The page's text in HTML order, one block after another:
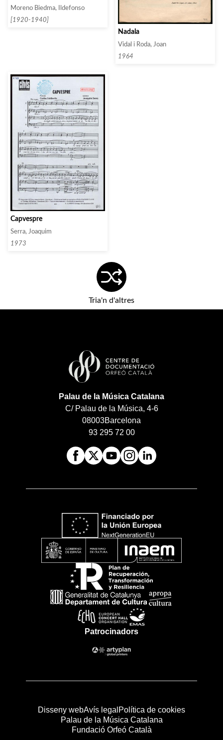
Moreno Biedma, Ildefonso
[1920-1940]
Nadala
Vidal i Roda, Joan
1964
Capvespre
Serra, Joaquim
1973
Tria'n d'altres
Palau de la Música Catalana
C/ Palau de la Música, 4-6
08003Barcelona
93 295 72 00
Patrocinadors
Disseny webAvís legal Política de cookies
Palau de la Música Catalana
Fundació Orfeó Català